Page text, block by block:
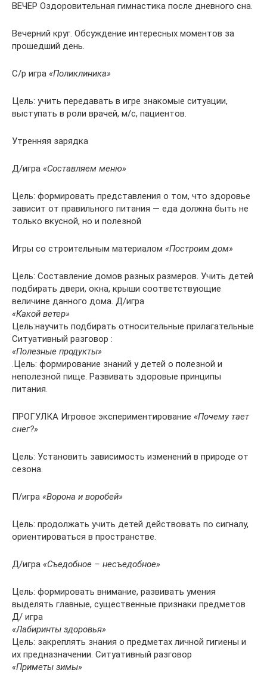
ВЕЧЕР Оздоровительная гимнастика после дневного сна.
Вечерний круг. Обсуждение интересных моментов за
прошедший день.
С/р игра «Поликлиника»
Цель: учить передавать в игре знакомые ситуации,
выступать в роли врачей, м/с, пациентов.
Утренняя зарядка
Д/игра «Составляем меню»
Цель: формировать представления о том, что здоровье
зависит от правильного питания — еда должна быть не
только вкусной, но и полезной
Игры со строительным материалом «Построим дом»
Цель: Составление домов разных размеров. Учить детей
подбирать двери, окна, крыши соответствующие
величине данного дома. Д/игра
«Какой ветер»
Цель:научить подбирать относительные прилагательные
Ситуативный разговор :
«Полезные продукты»
.Цель: формирование знаний у детей о полезной и
неполезной пище. Развивать здоровые принципы
питания.
ПРОГУЛКА Игровое экспериментирование «Почему тает
снег?»
Цель: Установить зависимость изменений в природе от
сезона.
П/игра «Ворона и воробей»
Цель: продолжать учить детей действовать по сигналу,
ориентироваться в пространстве.
Д/игра «Съедобное – несъедобное»
Цель: формировать внимание, развивать умения
выделять главные, существенные признаки предметов
Д/ игра
«Лабиринты здоровья»
Цель: закреплять знания о предметах личной гигиены и
их предназначении. Ситуативный разговор
«Приметы зимы»